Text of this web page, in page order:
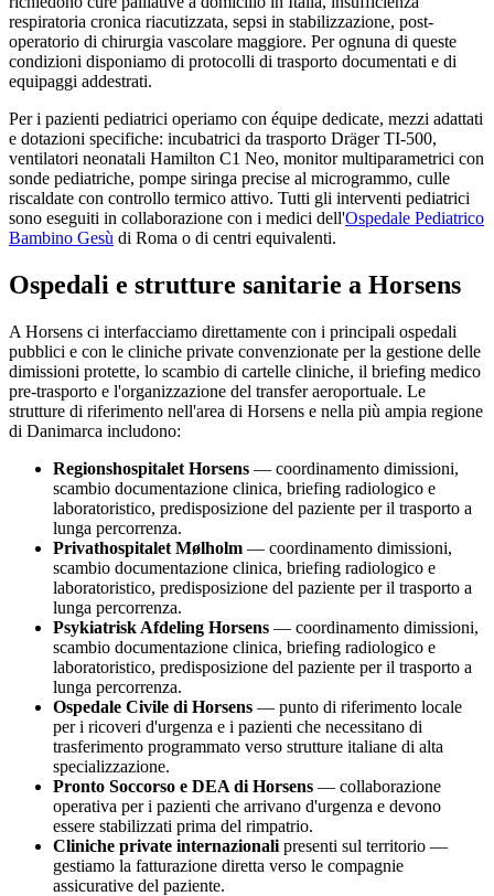
respiratoria cronica riacutizzata, sepsi in stabilizzazione, post-
operatorio di chirurgia vascolare maggiore. Per ognuna di queste
condizioni disponiamo di protocolli di trasporto documentati e di
equipaggi addestrati.
Per i pazienti pediatrici operiamo con équipe dedicate, mezzi adattati
e dotazioni specifiche: incubatrici da trasporto Dräger TI-500,
ventilatori neonatali Hamilton C1 Neo, monitor multiparametrici con
sonde pediatriche, pompe siringa precise al microgrammo, culle
riscaldate con controllo termico attivo. Tutti gli interventi pediatrici
sono eseguiti in collaborazione con i medici dell'Ospedale Pediatrico
Bambino Gesù di Roma o di centri equivalenti.
Ospedali e strutture sanitarie a Horsens
A Horsens ci interfacciamo direttamente con i principali ospedali
pubblici e con le cliniche private convenzionate per la gestione delle
dimissioni protette, lo scambio di cartelle cliniche, il briefing medico
pre-trasporto e l'organizzazione del transfer aeroportuale. Le
strutture di riferimento nell'area di Horsens e nella più ampia regione
di Danimarca includono:
Regionshospitalet Horsens — coordinamento dimissioni,
scambio documentazione clinica, briefing radiologico e
laboratoristico, predisposizione del paziente per il trasporto a
lunga percorrenza.
Privathospitalet Mølholm — coordinamento dimissioni,
scambio documentazione clinica, briefing radiologico e
laboratoristico, predisposizione del paziente per il trasporto a
lunga percorrenza.
Psykiatrisk Afdeling Horsens — coordinamento dimissioni,
scambio documentazione clinica, briefing radiologico e
laboratoristico, predisposizione del paziente per il trasporto a
lunga percorrenza.
Ospedale Civile di Horsens — punto di riferimento locale
per i ricoveri d'urgenza e i pazienti che necessitano di
trasferimento programmato verso strutture italiane di alta
specializzazione.
Pronto Soccorso e DEA di Horsens — collaborazione
operativa per i pazienti che arrivano d'urgenza e devono
essere stabilizzati prima del rimpatrio.
Cliniche private internazionali presenti sul territorio —
gestiamo la fatturazione diretta verso le compagnie
assicurative del paziente.